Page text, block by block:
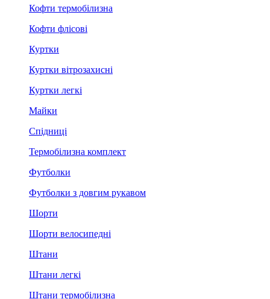
Кофти термобілизна
Кофти флісові
Куртки
Куртки вітрозахисні
Куртки легкі
Майки
Спідниці
Термобілизна комплект
Футболки
Футболки з довгим рукавом
Шорти
Шорти велосипедні
Штани
Штани легкі
Штани термобілизна